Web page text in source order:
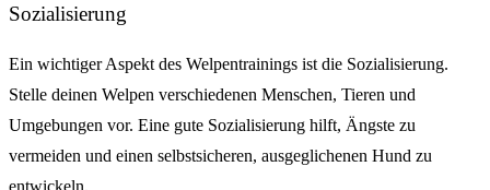
Sozialisierung
Ein wichtiger Aspekt des Welpentrainings ist die Sozialisierung.
Stelle deinen Welpen verschiedenen Menschen, Tieren und
Umgebungen vor. Eine gute Sozialisierung hilft, Ängste zu
vermeiden und einen selbstsicheren, ausgeglichenen Hund zu
entwickeln.